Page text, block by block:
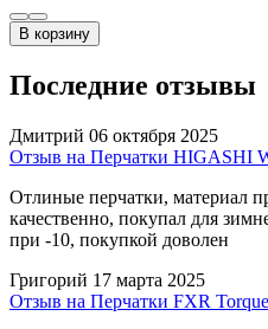
В корзину
Последние отзывы
Дмитрий 06 октября 2025
Отзыв на Перчатки HIGASHI
Отлиные перчатки, материал
качественно, покупал для
при -10, покупкой доволен
Григорий 17 марта 2025
Отзыв на Перчатки FXR